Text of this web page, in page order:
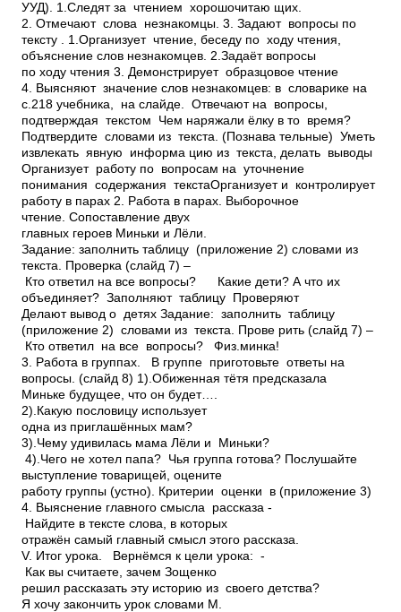
УУД). 1.Следят за чтением хорошочитаю щих.
2. Отмечают слова­ незнакомцы. 3. Задают вопросы по
тексту . 1.Организует чтение, беседу по ходу чтения,
объяснение слов­ незнакомцев. 2.Задаёт вопросы
по ходу чтения 3. Демонстрирует образцовое чтение
4. Выясняют значение слов­ незнакомцев: в словарике на
с.218 учебника, на слайде. Отвечают на вопросы,
подтверждая текстом ­ Чем наряжали ёлку в то время?
Подтвердите словами из текста. (Познава тельные) Уметь
извлекать явную информа цию из текста, делать выводы
Организует работу по вопросам на уточнение
понимания содержания текстаОрганизует и контролирует
работу в парах 2. Работа в парах. Выборочное
чтение. Сопоставление двух
главных героев Миньки и Лёли.
Задание: заполнить таблицу (приложение 2) словами из
текста. Проверка (слайд 7) –
Кто ответил на все вопросы? Какие дети? А что их
объединяет? Заполняют таблицу Проверяют
Делают вывод о детях Задание: заполнить таблицу
(приложение 2) словами из текста. Прове рить (слайд 7) –
Кто ответил на все вопросы? Физ.мин­ка!
3. Работа в группах. ­ В группе приготовьте ответы на
вопросы. (слайд 8) 1).Обиженная тётя предсказала
Миньке будущее, что он будет….
2).Какую пословицу использует
одна из приглашённых мам?
3).Чему удивилась мама Лёли и Миньки?
4).Чего не хотел папа? ­ Чья группа готова? Послушайте
выступление товарищей, оцените
работу группы (устно). Критерии оценки в (приложение 3)
4. Выяснение главного смысла рассказа ­
Найдите в тексте слова, в которых
отражён самый главный смысл этого рассказа.
V. Итог урока. ­ Вернёмся к цели урока: ­
Как вы считаете, зачем Зощенко
решил рассказать эту историю из своего детства?
Я хочу закончить урок словами М.